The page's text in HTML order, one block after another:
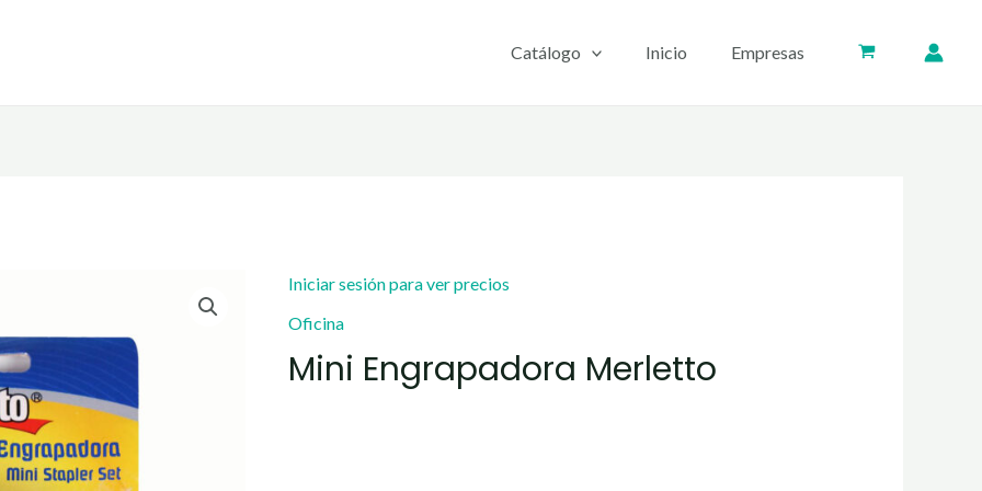
Catálogo Inicio Empresas
Iniciar sesión para ver precios
Oficina
Mini Engrapadora Merletto